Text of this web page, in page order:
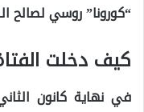
“كورونا” روسي لصالح
كيف دخلت
في نهاية كانون